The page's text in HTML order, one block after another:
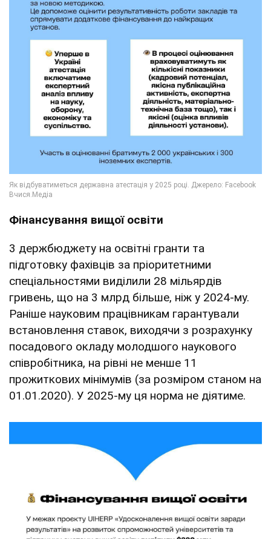
Фінансування вищої освіти
3 держбюджету на освітні гранти та
підготовку фахівців за пріоритетними
спеціальностями виділили 28 мільярдів
гривень, що на 3 млрд більше, ніж у 2024-му.
Раніше науковим працівникам гарантували
встановлення ставок, виходячи з розрахунку
посадового окладу молодшого наукового
співробітника, на рівні не менше 11
прожиткових мінімумів (за розміром станом на
01.01.2020). У 2025-му ця норма не діятиме.